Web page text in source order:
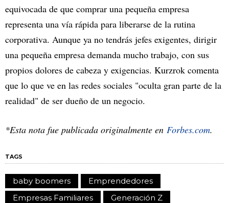
equivocada de que comprar una pequeña empresa
representa una vía rápida para liberarse de la rutina
corporativa. Aunque ya no tendrás jefes exigentes, dirigir
una pequeña empresa demanda mucho trabajo, con sus
propios dolores de cabeza y exigencias. Kurzrok comenta
que lo que ve en las redes sociales "oculta gran parte de la
realidad" de ser dueño de un negocio.
*Esta nota fue publicada originalmente en Forbes.com.
TAGS
baby boomers
Emprendedores
Empresas Familiares
Generación Z